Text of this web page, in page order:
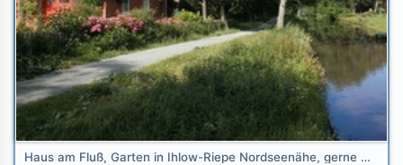
Haus am Fluß, Garten in Ihlow-Riepe Nordseenähe, gerne Hunde